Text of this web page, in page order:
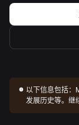
以下信息包括：
发展历史等。继